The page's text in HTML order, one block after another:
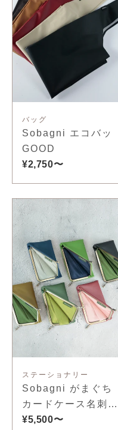
バッグ
Sobagni エコバッ
GOOD
¥2,750〜
ステーショナリー
Sobagni がまぐち
カードケース名刺入
れ
¥5,500〜